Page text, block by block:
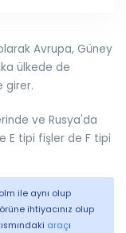
Avrupa, Güney
ülkede de
girer.
ve Rusya'da
E tipi fişler de F tipi
ile aynı olup
ihtiyacınız olup
araçı